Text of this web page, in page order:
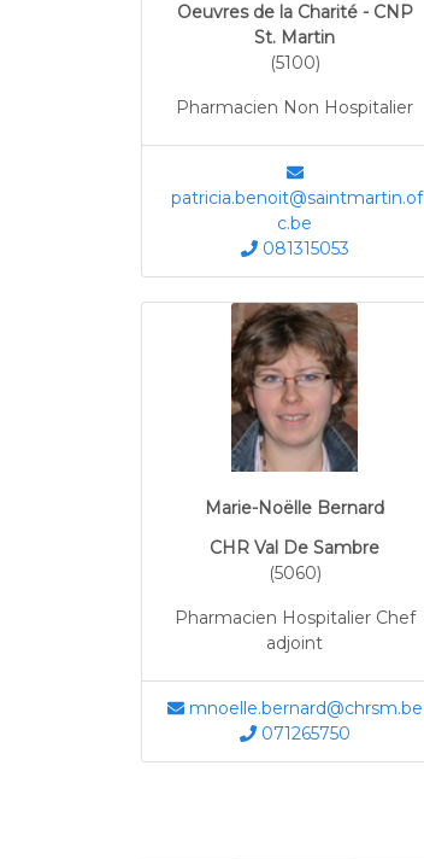
Oeuvres de la Charité - CNP
St. Martin
(5100)
Pharmacien Non Hospitalier
patricia.benoit@saintmartin.of
c.be
081315053
Marie-Noëlle Bernard
CHR Val De Sambre
(5060)
Pharmacien Hospitalier Chef
adjoint
mnoelle.bernard@chrsm.be
071265750